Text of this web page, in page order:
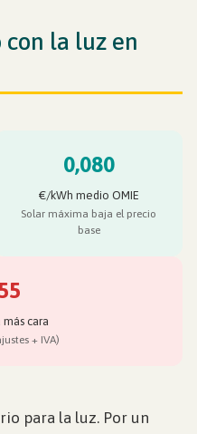
con la luz en
0,080
€/kWh medio OMIE
Solar máxima baja el precio
base
cara
+ IVA)
para la luz. Por un